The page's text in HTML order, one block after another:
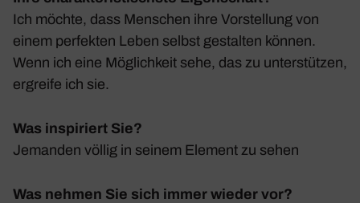
Ich möchte, dass Menschen ihre Vorstel­lung von
einem perfekten Leben selbst gestalten können.
Wenn ich eine Möglich­keit sehe, das zu unter­stützen,
ergreife ich sie.
Was inspiriert Sie?
Jemanden völlig in seinem Element zu sehen
Was nehmen Sie sich immer wieder vor?